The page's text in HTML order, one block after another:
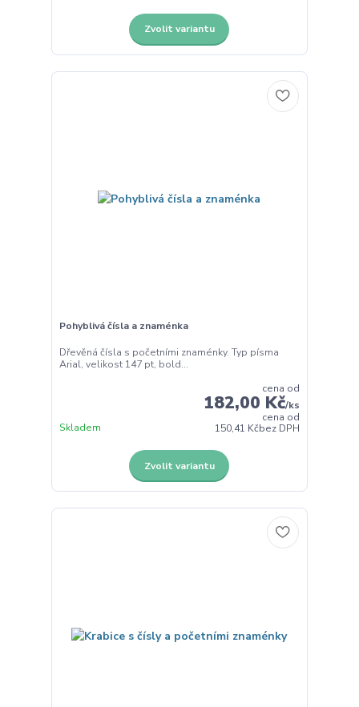
Zvolit variantu
Pohyblivá čísla a znaménka
Dřevěná čísla s početními znaménky. Typ písma
Arial, velikost 147 pt, bold...
cena od
182,00 Kč/ks
cena od
150,41 Kčbez DPH
Skladem
Zvolit variantu